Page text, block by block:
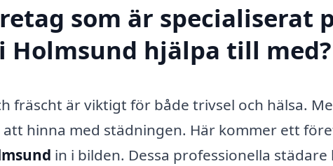
som är specialiserat
Holmsund hjälpa till med?
fräscht är viktigt för både trivsel och hälsa.
hinna med städningen. Här kommer ett
in i bilden. Dessa professionella